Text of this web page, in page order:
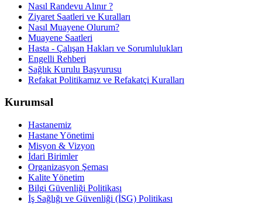
Nasıl Randevu Alınır ?
Ziyaret Saatleri ve Kuralları
Nasıl Muayene Olurum?
Muayene Saatleri
Hasta - Çalışan Hakları ve Sorumlulukları
Engelli Rehberi
Sağlık Kurulu Başvurusu
Refakat Politikamız ve Refakatçi Kuralları
Kurumsal
Hastanemiz
Hastane Yönetimi
Misyon & Vizyon
İdari Birimler
Organizasyon Şeması
Kalite Yönetim
Bilgi Güvenliği Politikası
İş Sağlığı ve Güvenliği (İSG) Politikası